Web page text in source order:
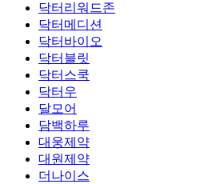
닥터리워드존
닥터메디션
닥터바이오
닥터블릿
닥터스쿡
닥터우
달모어
담백하루
대웅제약
대원제약
더나이스